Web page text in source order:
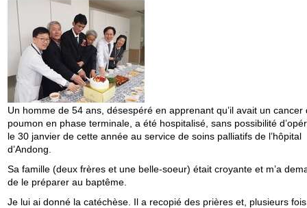
Un homme de 54 ans, désespéré en apprenant qu’il avait un cancer
poumon en phase terminale, a été hospitalisé, sans possibilité
le 30 janvier de cette année au service de soins palliatifs de l’hôpital
d’Andong.
Sa famille (deux frères et une belle-soeur) était croyante et m’a
de le préparer au baptême.
Je lui ai donné la catéchèse. Il a recopié des prières et, plusieurs